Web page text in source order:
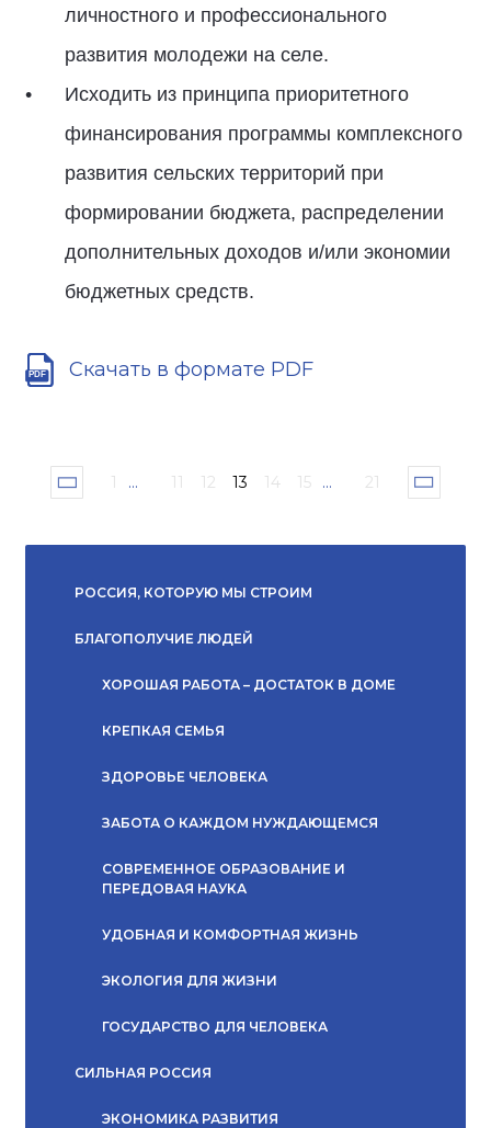
личностного и профессионального
развития молодежи на селе.
Исходить из принципа приоритетного
финансирования программы комплексного
развития сельских территорий при
формировании бюджета, распределении
дополнительных доходов и/или экономии
бюджетных средств.
Скачать в формате PDF
1 ... 11 12 13 14 15 ... 21
РОССИЯ, КОТОРУЮ МЫ СТРОИМ
БЛАГОПОЛУЧИЕ ЛЮДЕЙ
ХОРОШАЯ РАБОТА – ДОСТАТОК В ДОМЕ
КРЕПКАЯ СЕМЬЯ
ЗДОРОВЬЕ ЧЕЛОВЕКА
ЗАБОТА О КАЖДОМ НУЖДАЮЩЕМСЯ
СОВРЕМЕННОЕ ОБРАЗОВАНИЕ И
ПЕРЕДОВАЯ НАУКА
УДОБНАЯ И КОМФОРТНАЯ ЖИЗНЬ
ЭКОЛОГИЯ ДЛЯ ЖИЗНИ
ГОСУДАРСТВО ДЛЯ ЧЕЛОВЕКА
СИЛЬНАЯ РОССИЯ
ЭКОНОМИКА РАЗВИТИЯ